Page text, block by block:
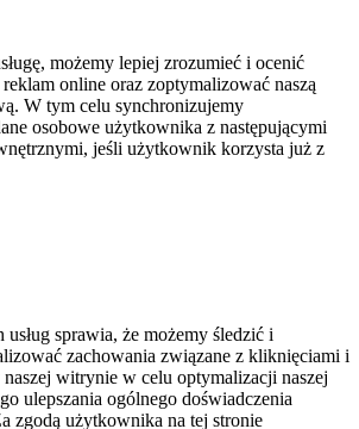
możemy lepiej zrozumieć i ocenić
reklam online oraz zoptymalizować naszą
W tym celu synchronizujemy
osobowe użytkownika z następującymi
jeśli użytkownik korzysta już z
usług sprawia, że możemy śledzić i
zachowania związane z kliknięciami i
witrynie w celu optymalizacji naszej
ulepszania ogólnego doświadczenia
zgodą użytkownika na tej stronie